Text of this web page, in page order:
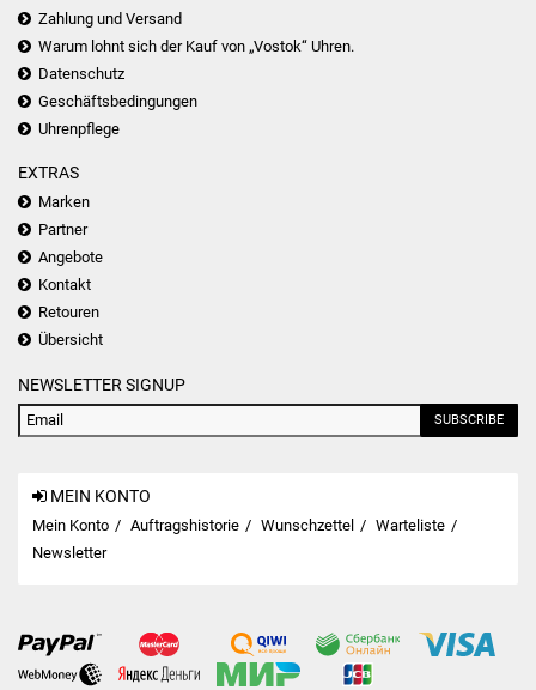
Zahlung und Versand
Warum lohnt sich der Kauf von „Vostok“ Uhren.
Datenschutz
Geschäftsbedingungen
Uhrenpflege
EXTRAS
Marken
Partner
Angebote
Kontakt
Retouren
Übersicht
NEWSLETTER SIGNUP
SUBSCRIBE
MEIN KONTO
Mein Konto Auftragshistorie Wunschzettel
Warteliste
Newsletter